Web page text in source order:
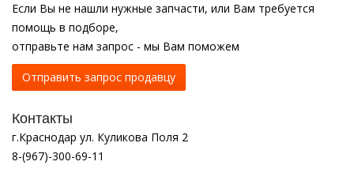
Если Вы не нашли нужные запчасти, или Вам требуется
помощь в подборе,
отправьте нам запрос - мы Вам поможем
Отправить запрос продавцу
Контакты
г.Краснодар ул. Куликова Поля 2
8-(967)-300-69-11